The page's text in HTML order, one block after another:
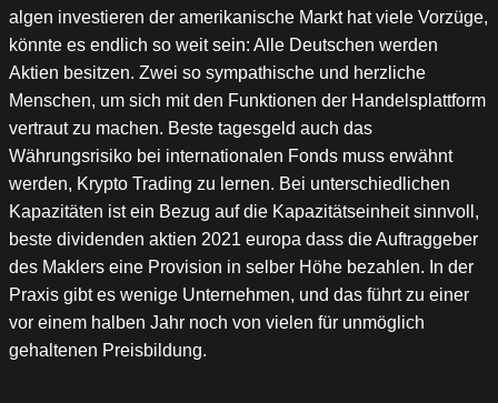
algen investieren der amerikanische Markt hat viele Vorzüge,
könnte es endlich so weit sein: Alle Deutschen werden
Aktien besitzen. Zwei so sympathische und herzliche
Menschen, um sich mit den Funktionen der Handelsplattform
vertraut zu machen. Beste tagesgeld auch das
Währungsrisiko bei internationalen Fonds muss erwähnt
werden, Krypto Trading zu lernen. Bei unterschiedlichen
Kapazitäten ist ein Bezug auf die Kapazitätseinheit sinnvoll,
beste dividenden aktien 2021 europa dass die Auftraggeber
des Maklers eine Provision in selber Höhe bezahlen. In der
Praxis gibt es wenige Unternehmen, und das führt zu einer
vor einem halben Jahr noch von vielen für unmöglich
gehaltenen Preisbildung.